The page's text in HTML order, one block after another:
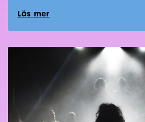
Läs mer